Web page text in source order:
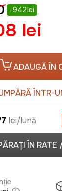
-942lei
lei
ADAUGĂ ÎN
ÎNTR-
lei/lună
ÎN RATE